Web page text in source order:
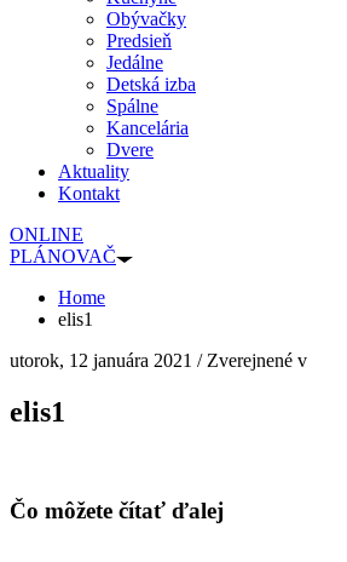
Obývačky
Predsieň
Jedálne
Detská izba
Spálne
Kancelária
Dvere
Aktuality
Kontakt
ONLINE
PLÁNOVAČ
Home
elis1
utorok, 12 januára 2021 /Zverejnené v
elis1
Čo môžete čítať ďalej